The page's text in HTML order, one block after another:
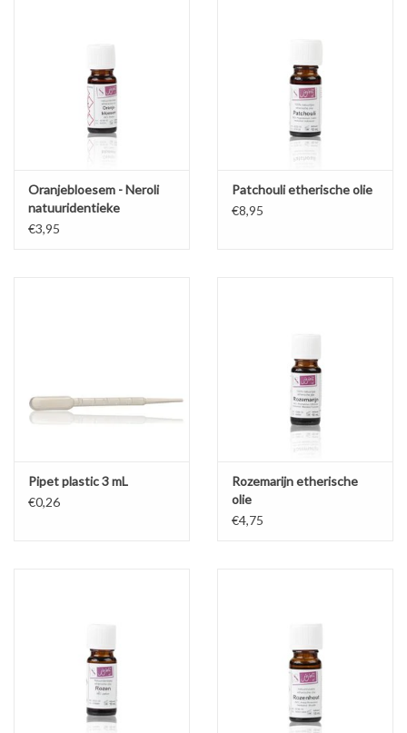
Oranjebloesem - Neroli
natuuridentieke
parfumolie
€3,95
Patchouli etherische olie
€8,95
Pipet plastic 3 mL
€0,26
Rozemarijn etherische
olie
€4,75